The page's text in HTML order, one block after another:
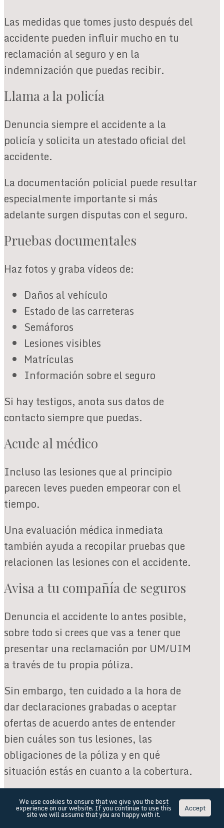
Las medidas que tomes justo después del
accidente pueden influir mucho en tu
reclamación al seguro y en la
indemnización que puedas recibir.
Llama a la policía
Denuncia siempre el accidente a la
policía y solicita un atestado oficial del
accidente.
La documentación policial puede resultar
especialmente importante si más
adelante surgen disputas con el seguro.
Pruebas documentales
Haz fotos y graba vídeos de:
Daños al vehículo
Estado de las carreteras
Semáforos
Lesiones visibles
Matrículas
Información sobre el seguro
Si hay testigos, anota sus datos de
contacto siempre que puedas.
Acude al médico
Incluso las lesiones que al principio
parecen leves pueden empeorar con el
tiempo.
Una evaluación médica inmediata
también ayuda a recopilar pruebas que
relacionen las lesiones con el accidente.
Avisa a tu compañía de seguros
Denuncia el accidente lo antes posible,
sobre todo si crees que vas a tener que
presentar una reclamación por UM/UIM
a través de tu propia póliza.
Sin embargo, ten cuidado a la hora de
dar declaraciones grabadas o aceptar
ofertas de acuerdo antes de entender
bien cuáles son tus lesiones, las
obligaciones de la póliza y en qué
situación estás en cuanto a la cobertura.
Evita los acuerdos rápidos
We use cookies to ensure that we give you the best
experience on our website. If you continue to use this
site we will assume that you are happy with it.
Accept